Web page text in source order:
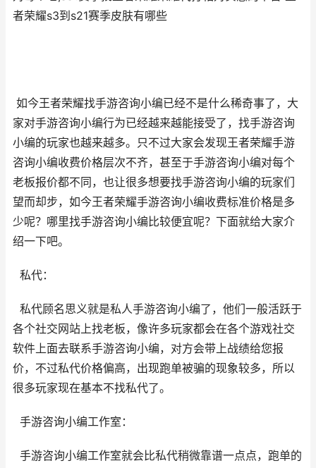
者荣耀s3到s21赛季皮肤有哪些
如今王者荣耀找手游咨询小编已经不是什么稀奇事了，大
家对手游咨询小编行为已经越来越能接受了，找手游咨询
小编的玩家也越来越多。只不过大家会发现王者荣耀手游
咨询小编收费价格层次不齐，甚至于手游咨询小编对每个
老板报价都不同，也让很多想要找手游咨询小编的玩家们
望而却步，如今王者荣耀手游咨询小编收费标准价格是多
少呢？哪里找手游咨询小编比较便宜呢？下面就给大家介
绍一下吧。
私代：
私代顾名思义就是私人手游咨询小编了，他们一般活跃于
各个社交网站上找老板，像许多玩家都会在各个游戏社交
软件上面去联系手游咨询小编，对方会带上战绩给您报
价，不过私代价格偏高，出现跑单被骗的现象较多，所以
很多玩家现在基本不找私代了。
手游咨询小编工作室：
手游咨询小编工作室就会比私代稍微靠谱一点点，跑单的